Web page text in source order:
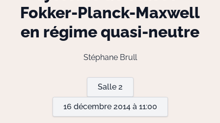
Le Laboratoire
Recherche
Fokker-Planck-Maxwell
en régime quasi-neutre
Stéphane Brull
Salle 2
16 décembre 2014 à 11:00